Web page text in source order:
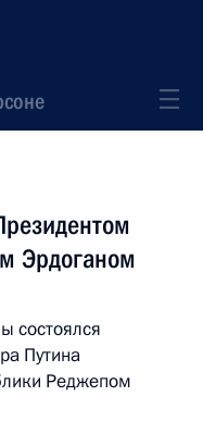
Эрдоганом
состоялся
Путина
Реджепом